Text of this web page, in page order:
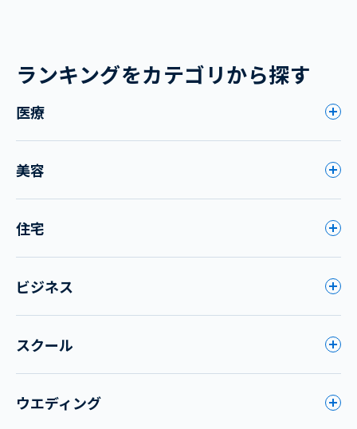
ランキングをカテゴリから探す
医療
美容
住宅
ビジネス
スクール
ウエディング